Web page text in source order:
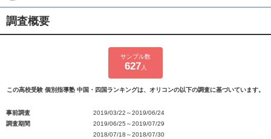
調査概要
サンプル数
627 人
この高校受験 個別指導塾 中国・四国ランキングは、オリコンの以下の調査に基づいています。
事前調査
2019/03/22～2019/06/24
調査期間
2019/06/25～2019/07/29
2018/07/18～2018/07/30